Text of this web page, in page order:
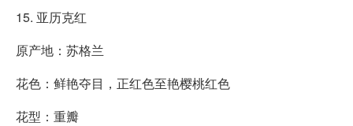
15. 亚历克红
原产地：苏格兰
花色：鲜艳夺目，正红色至艳樱桃红色
花型：重瓣